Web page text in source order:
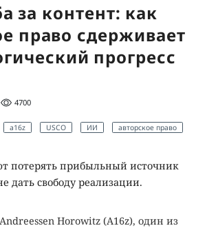
за контент: как
право сдерживает
прогресс
4700
a16z USCO ИИ
авторское право
потерять прибыльный источник
дать свободу реализации.
Horowitz (A16z), один из